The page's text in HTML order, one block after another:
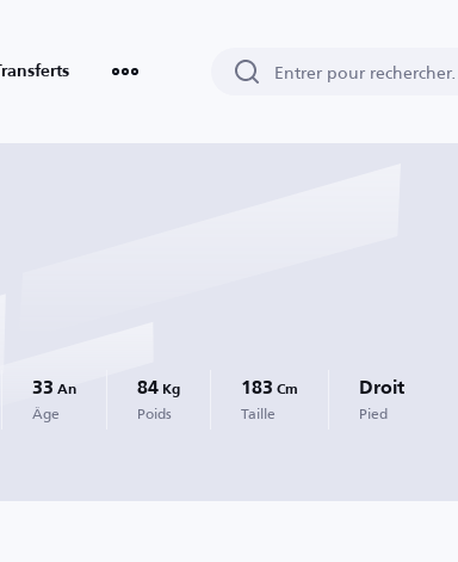
Transferts
33 An
Âge
84 Kg
Poids
183 Cm
Taille
Droit
Pied